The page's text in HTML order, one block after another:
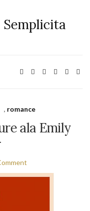
, romance
ala Emily